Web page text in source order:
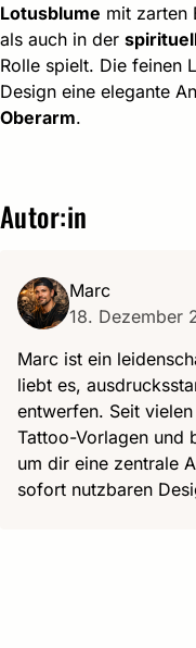
Lotusblume mit zarten
als auch in der
Rolle spielt. Die feinen
Design eine elegante
Oberarm.
Autor:in
Marc
18. Dezember
Marc ist ein
liebt es,
entwerfen. Seit
Tattoo-Vorlagen und
um dir eine zentrale
sofort nutzbaren